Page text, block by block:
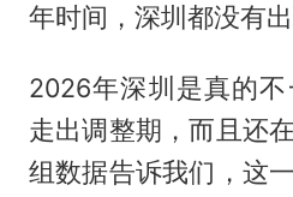
年时间，深圳都没有
2026年深圳是真的
走出调整期，而且还
组数据告诉我们，这